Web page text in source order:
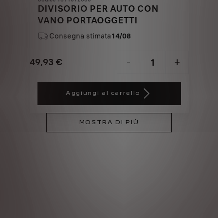
DIVISORIO PER AUTO CON
VANO PORTAOGGETTI
Consegna stimata14/08
49,93 €
Price
- +
Quantity
Aggiungi al carrello
MOSTRA DI PIÙ